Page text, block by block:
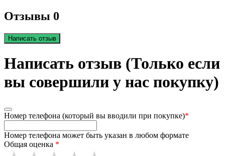
Отзывы 0
Написать отзыв
Написать отзыв (Только если
вы совершили у нас покупку)
Номер телефона (который вы вводили при покупке)*
Номер телефона может быть указан в любом формате
Общая оценка *